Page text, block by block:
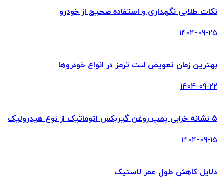
نکات طلایی نگهداری و استفاده صحیح از خودرو
1404-09-25
بهترین زمان تعویض لنت ترمز در انواع خودروها
1404-09-22
5 نشانه خرابی پمپ روغن گیربکس اتوماتیک از نوع هیدرولیک
1404-09-15
دلایل کاهش طول عمر لاستیک